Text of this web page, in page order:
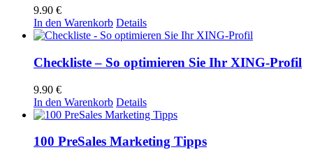
9.90 €
In den Warenkorb Details
Checkliste – So optimieren Sie Ihr XING-Profil
9.90 €
In den Warenkorb Details
100 PreSales Marketing Tipps